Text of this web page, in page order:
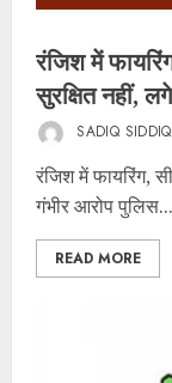
रंजिश में
सुरक्षित नहीं,
SADIQ
रंजिश में फायरिंग,
गंभीर आरोप पुलिस...
READ MORE